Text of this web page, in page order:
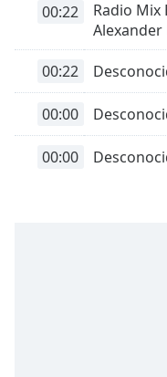
00:22
Radio Mix
Alexander
00:22
00:00
00:00